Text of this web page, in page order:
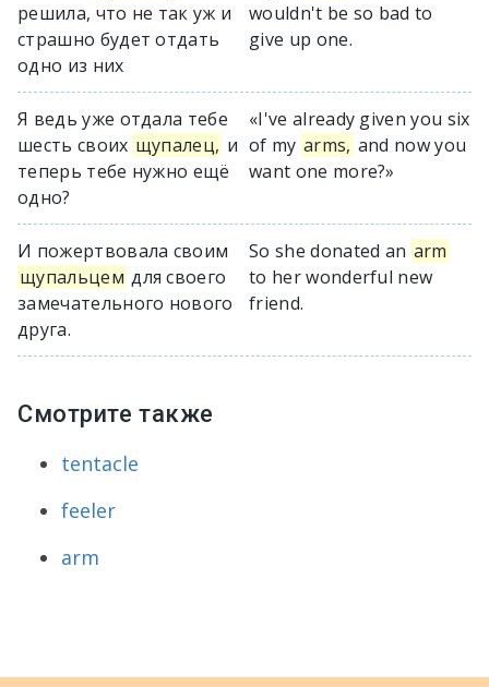
решила, что не так уж и
страшно будет отдать
одно из них
wouldn't be so bad to
give up one.
Я ведь уже отдала тебе
шесть своих щупалец, и
теперь тебе нужно ещё
одно?
«I've already given you six
of my arms, and now you
want one more?»
И пожертвовала своим
щупальцем для своего
замечательного нового
друга.
So she donated an arm
to her wonderful new
friend.
Смотрите также
tentacle
feeler
arm